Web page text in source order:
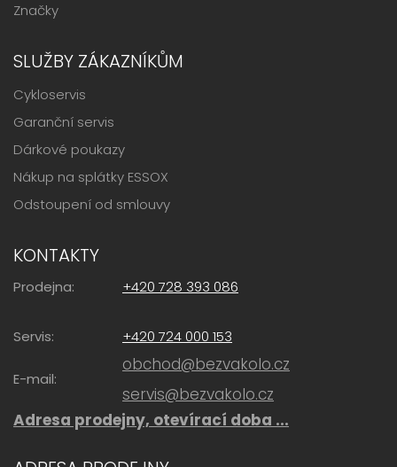
Značky
SLUŽBY ZÁKAZNÍKŮM
Cykloservis
Garanční servis
Dárkové poukazy
Nákup na splátky ESSOX
Odstoupení od smlouvy
KONTAKTY
Prodejna: +420 728 393 086
Servis: +420 724 000 153
E-mail:
obchod@bezvakolo.cz
servis@bezvakolo.cz
Adresa prodejny, otevírací doba ...